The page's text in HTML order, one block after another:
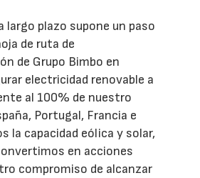
largo plazo supone un paso
de ruta de
de Grupo Bimbo en
electricidad renovable a
al 100% de nuestro
Portugal, Francia e
la capacidad eólica y solar,
en acciones
compromiso de alcanzar